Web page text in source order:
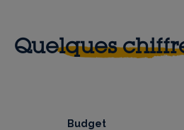
Quelques
Budget